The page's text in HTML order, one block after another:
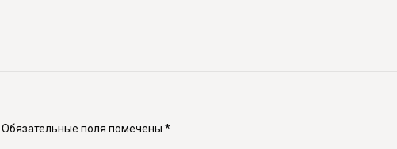
Обязательные поля помечены *